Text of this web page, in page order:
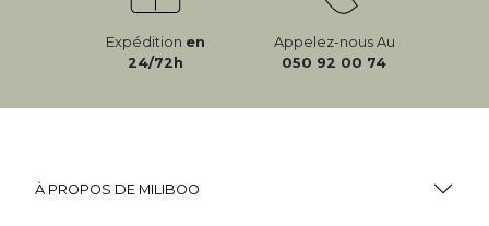
Expédition en
24/72h
Appelez-nous Au
050 92 00 74
À PROPOS DE MILIBOO